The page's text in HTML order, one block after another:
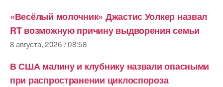
«Весёлый молочник» Джастис Уолкер назвал
RT возможную причину выдворения семьи
8 августа, 2026 / 08:58
В США малину и клубнику назвали опасными
при распространении циклоспороза